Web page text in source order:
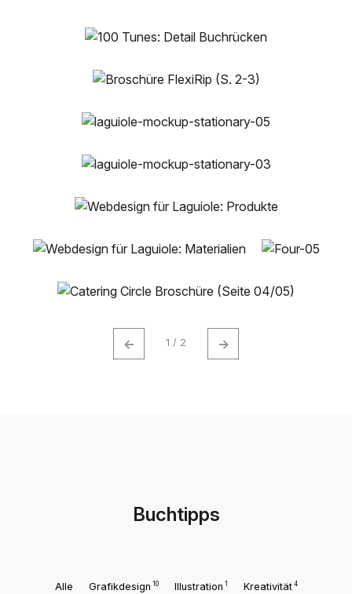
← 1 / 2 →
Buchtipps
Alle Grafikdesign 10 Illustration 1 Kreativität4